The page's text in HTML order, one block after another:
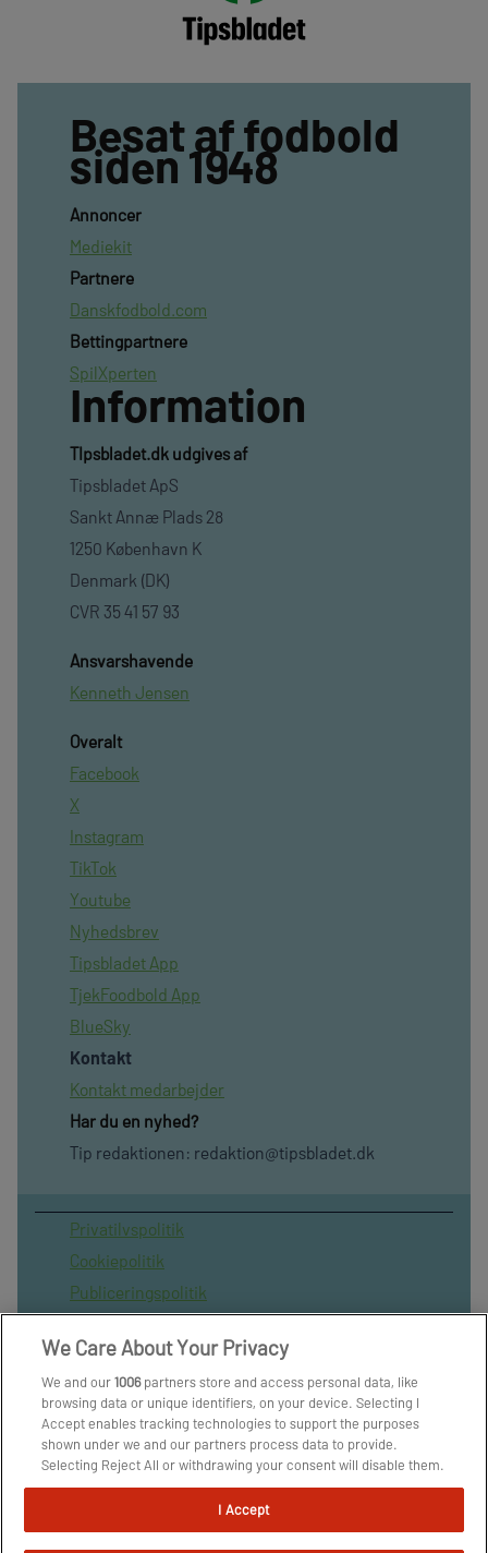
Besat af fodbold
siden 1948
Annoncer
Mediekit
Partnere
Danskfodbold.com
Bettingpartnere
SpilXperten
Information
TIpsbladet.dk udgives af
Tipsbladet ApS
Sankt Annæ Plads 28
1250 København K
Denmark (DK)
CVR 35 41 57 93
Ansvarshavende
Kenneth Jensen
Overalt
Facebook
X
Instagram
TikTok
Youtube
Nyhedsbrev
Tipsbladet App
TjekFoodbold App
BlueSky
Kontakt
Kontakt medarbejder
Har du en nyhed?
Tip redaktionen: redaktion@tipsbladet.dk
Privatilvspolitik
Cookiepolitik
Publiceringspolitik
Spil ansvarligt
Administrer samtykke
Arkiv
Om os
We Care About Your Privacy
We and our1006partners store and access personal data, like
browsing data or unique identifiers, on your device. Selecting I
Accept enables tracking technologies to support the purposes
shown under we and our partners process data to provide.
Selecting Reject All or withdrawing your consent will disable them.
If trackers are disabled, some content and ads you see may not be
as relevant to you. You can resurface this menu to change your
Preferences link on the bottom of the webpage [or the floating
I Accept